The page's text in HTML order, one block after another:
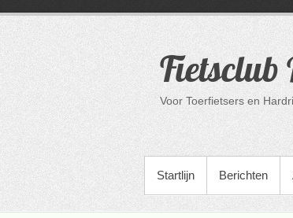
Fietsclub
Voor Toerfietsers en
PRIMAIR MENU
Startlijn Berichten